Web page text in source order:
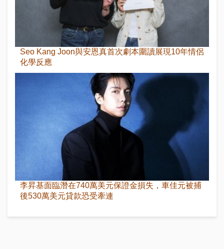
Seo Kang Joon與安恩真首次劇本圍讀展現10年情侶
化學反應
李昇基面臨潛在740萬美元保證金損失，車佳元被捕
後530萬美元貸款恐受牽連